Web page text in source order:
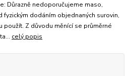
Důrazně nedoporučujeme maso,
dodáním objednaných surovin,
použít. Z důvodu měnící se průměrné
celý popis